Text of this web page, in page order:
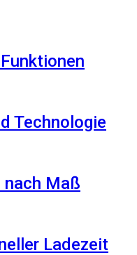
Technologie
nach Maß
Ladezeit